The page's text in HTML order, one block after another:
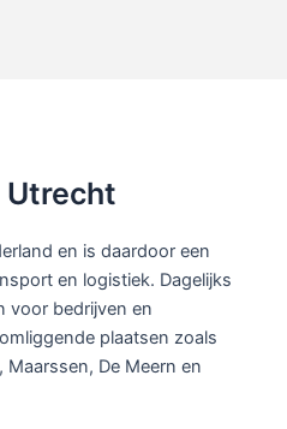
en is daardoor een
en logistiek. Dagelijks
voor bedrijven en
plaatsen zoals
De Meern en